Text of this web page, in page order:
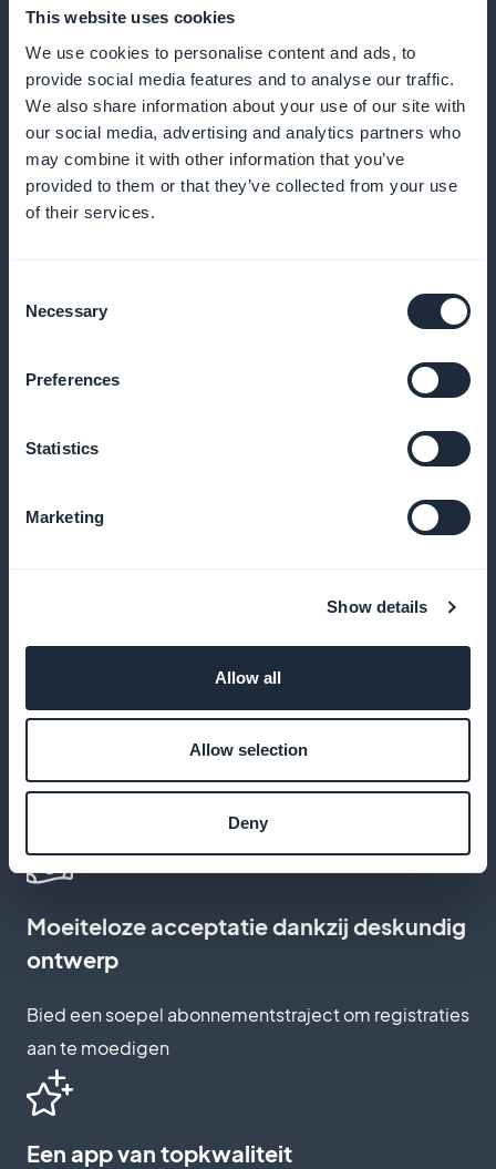
This website uses cookies
We use cookies to personalise content and ads, to
provide social media features and to analyse our traffic.
We also share information about your use of our site with
our social media, advertising and analytics partners who
may combine it with other information that you’ve
provided to them or that they’ve collected from your use
of their services.
Selection
Necessary
Preferences
Statistics
Marketing
Show details
Allow all
Allow selection
Deny
Analytics voor een geoptimaliseerde
contentstrategie
Gebruik gegevens om je strategie te verfijnen en
bied aan wat je publiek wil
abonnementsaanbiedingen
abonnementsaanbiedingen effectief te promoten
Krijg 100% van je
Creëer een abonnementservaring die de identiteit
en waarden van je tijdschrift weerspiegelt
Moeiteloze acceptatie dankzij deskundig
ontwerp
Bied een soepel abonnementstraject om registraties
aan te moedigen
Een app van topkwaliteit